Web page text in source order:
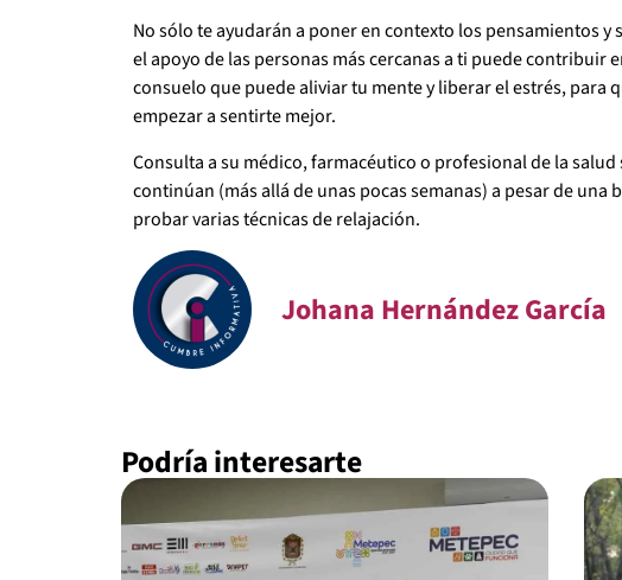
No sólo te ayudarán a poner en contexto los pensamientos
el apoyo de las personas más cercanas a ti puede contribuir
consuelo que puede aliviar tu mente y liberar el estrés, para
empezar a sentirte mejor.
Consulta a su médico, farmacéutico o profesional de la
continúan (más allá de unas pocas semanas) a pesar de una
probar varias técnicas de relajación.
Johana Hernández García
Podría interesarte